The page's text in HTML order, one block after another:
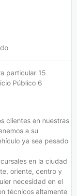
particular 15
Público 6
clientes en nuestras
a su
ya sea pesado
en la ciudad
oriente, centro y
necesidad en el
técnicos altamente